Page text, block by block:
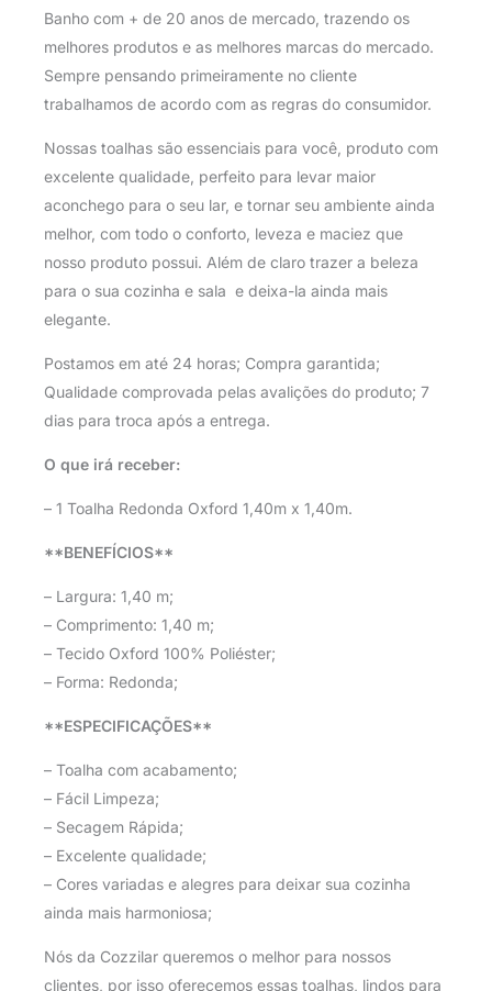
Banho com + de 20 anos de mercado, trazendo os
melhores produtos e as melhores marcas do mercado.
Sempre pensando primeiramente no cliente
trabalhamos de acordo com as regras do consumidor.
Nossas toalhas são essenciais para você, produto com
excelente qualidade, perfeito para levar maior
aconchego para o seu lar, e tornar seu ambiente ainda
melhor, com todo o conforto, leveza e maciez que
nosso produto possui. Além de claro trazer a beleza
para o sua cozinha e sala e deixa-la ainda mais
elegante.
Postamos em até 24 horas; Compra garantida;
Qualidade comprovada pelas avalições do produto; 7
dias para troca após a entrega.
O que irá receber:
– 1 Toalha Redonda Oxford 1,40m x 1,40m.
**BENEFÍCIOS**
– Largura: 1,40 m;
– Comprimento: 1,40 m;
– Tecido Oxford 100% Poliéster;
– Forma: Redonda;
**ESPECIFICAÇÕES**
– Toalha com acabamento;
– Fácil Limpeza;
– Secagem Rápida;
– Excelente qualidade;
– Cores variadas e alegres para deixar sua cozinha
ainda mais harmoniosa;
Nós da Cozzilar queremos o melhor para nossos
clientes, por isso oferecemos essas toalhas, lindos para